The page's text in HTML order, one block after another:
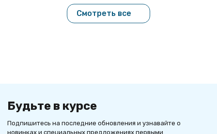
Смотреть все
Будьте в курсе
Подпишитесь на последние обновления и узнавайте о
новинках и специальных предложениях первыми